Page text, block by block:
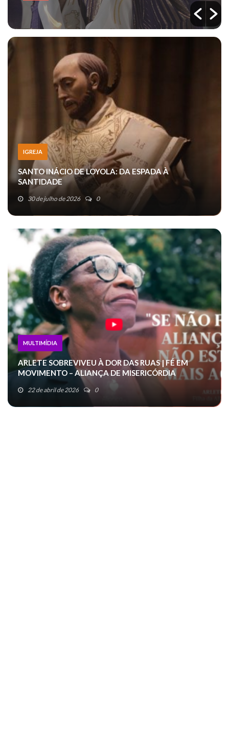
da Aliança
6 de agosto de 2026
IGREJA
SANTO INÁCIO DE LOYOLA: DA ESPADA À
SANTIDADE
30 de julho de 2026 0
MULTIMÍDIA
ARLETE SOBREVIVEU À DOR DAS RUAS | FÉ EM
MOVIMENTO – ALIANÇA DE MISERICÓRDIA
22 de abril de 2026 0